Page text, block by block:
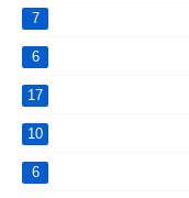
7
6
17
10
6